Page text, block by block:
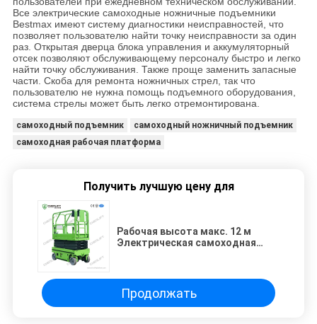
Все электрические самоходные ножничные подъемники
Bestmax имеют систему диагностики неисправностей, что
позволяет пользователю найти точку неисправности за один
раз. Открытая дверца блока управления и аккумуляторный
отсек позволяют обслуживающему персоналу быстро и легко
найти точку обслуживания. Также проще заменить запасные
части. Скоба для ремонта ножничных стрел, так что
пользователю не нужна помощь подъемного оборудования,
система стрелы может быть легко отремонтирована.
самоходный подъемник
самоходный ножничный подъемник
самоходная рабочая платформа
Получить лучшую цену для
Рабочая высота макс. 12 м
Электрическая самоходная
грузоподъемностью 320 кг
Продолжать